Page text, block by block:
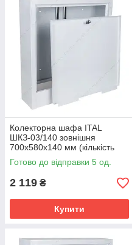
Колекторна шафа ITAL
ШКЗ-03/140 зовнішня
700x580x140 мм (кількість
контурів: 5-7)
Готово до відправки 5 од.
2 119 ₴
Купити